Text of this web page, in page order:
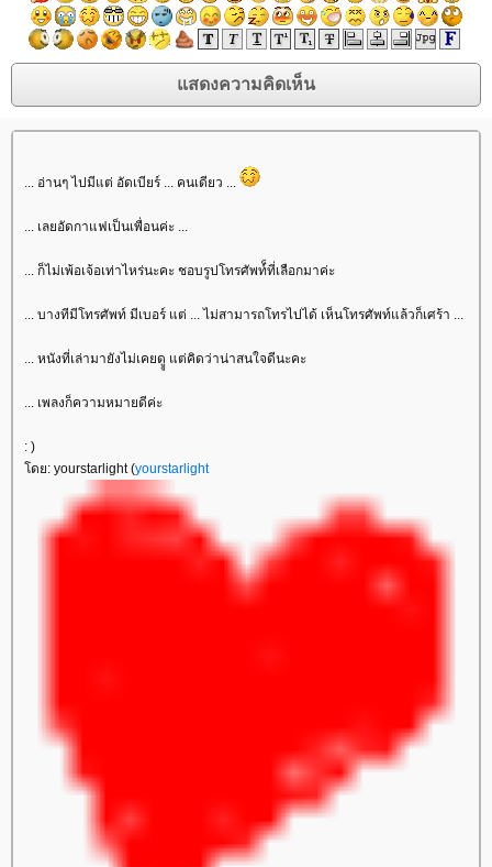
... อ่านๆ ไปมีแต่ อัดเบียร์ ... คนเดียว ...
... เลยอัดกาแฟเป็นเพื่อนค่ะ ...
... ก็ไม่เพ้อเจ้อเท่าไหร่นะคะ ชอบรูปโทรศัพท์็ที่เลือกมาค่ะ
... บางทีมีโทรศัพท์ มีเบอร์ แต่ ... ไม่สามารถโทรไปได้ เห็นโทรศัพท์แล้วก็เศร้า ...
... หนังที่เล่ามายังไม่เคยดูู แต่คิดว่าน่าสนใจดีนะคะ
... เพลงก็ความหมายดีค่ะ
: )
ดย: yourstarlight (yourstarlight